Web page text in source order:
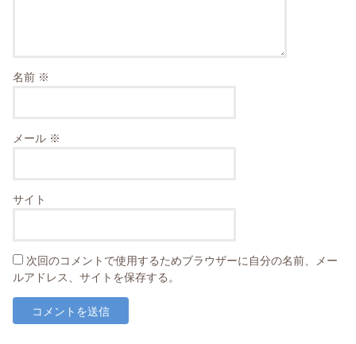
名前 ※
メール ※
サイト
次回のコメントで使用するためブラウザーに自分の名前、メー
ルアドレス、サイトを保存する。